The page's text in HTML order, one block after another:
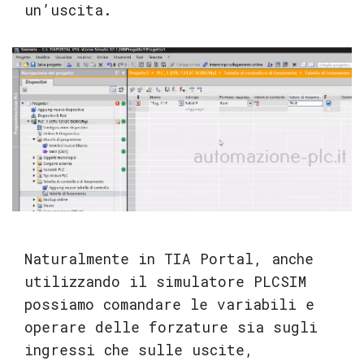
un’uscita.
Naturalmente in TIA Portal, anche
utilizzando il simulatore PLCSIM
possiamo comandare le variabili e
operare delle forzature sia sugli
ingressi che sulle uscite,